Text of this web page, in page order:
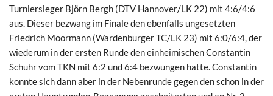
Turniersieger Björn Bergh (DTV Hannover/LK 22) mit 4:6/4:6
aus. Dieser bezwang im Finale den ebenfalls ungesetzten
Friedrich Moormann (Wardenburger TC/LK 23) mit 6:0/6:4, der
wiederum in der ersten Runde den einheimischen Constantin
Schuhr vom TKN mit 6:2 und 6:4 bezwungen hatte. Constantin
konnte sich dann aber in der Nebenrunde gegen den schon in der